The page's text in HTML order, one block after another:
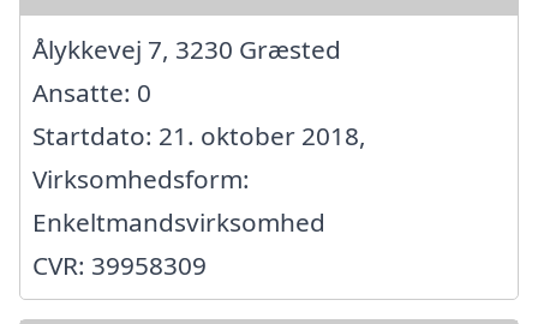
Ålykkevej 7, 3230 Græsted
Ansatte: 0
Startdato: 21. oktober 2018,
Virksomhedsform:
Enkeltmandsvirksomhed
CVR: 39958309